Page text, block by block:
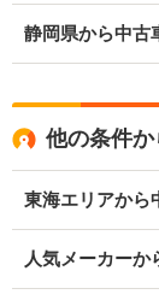
静岡県から中古
他の条件
東海エリアから
人気メーカーか